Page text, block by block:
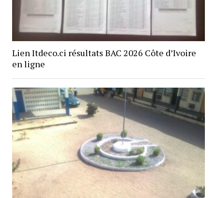
Lien Itdeco.ci résultats BAC 2026 Côte d’Ivoire
en ligne